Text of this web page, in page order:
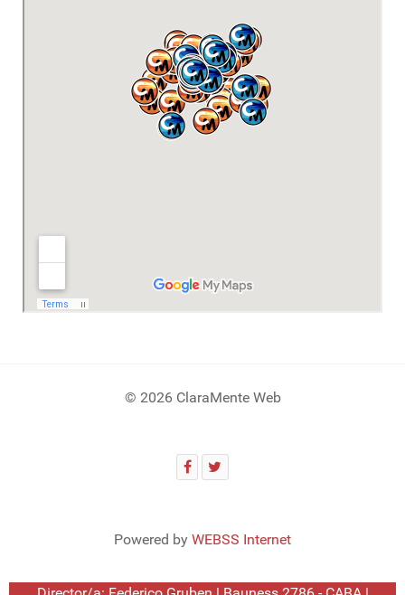
© 2026 ClaraMente Web
Powered by WEBSS Internet